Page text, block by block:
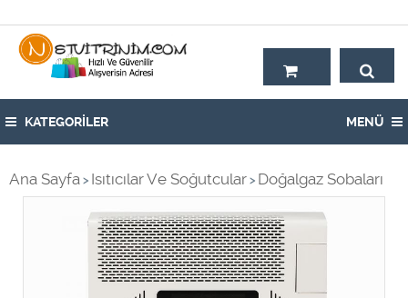
KATEGORİLER MENÜ
Ana Sayfa > Isıtıcılar Ve Soğutcular > Doğalgaz Sobaları